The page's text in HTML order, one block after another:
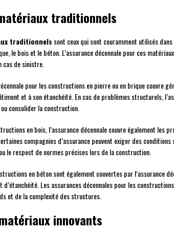
traditionnels
traditionnels sont ceux qui sont couramment utilisés
le bois et le béton. L’assurance décennale pour ces
cas de sinistre.
pour les constructions en pierre ou en brique couvre
et à son étanchéité. En cas de problèmes structurels,
consolider la construction.
en bois, l’assurance décennale couvre également les
compagnies d’assurance peuvent exiger des
le respect de normes précises lors de la construction.
en béton sont également couvertes par l’assurance
Les assurances décennales pour les
et de la complexité des structures.
innovants